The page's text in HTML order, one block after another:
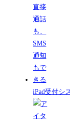
iPad受付シ